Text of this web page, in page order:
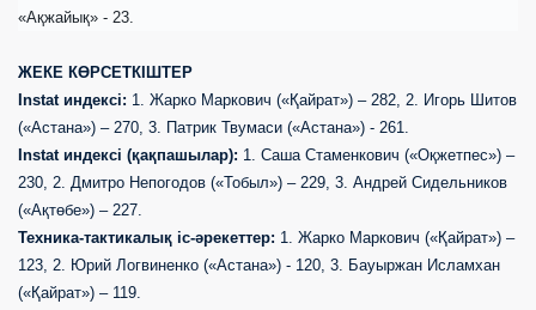
«Ақжайық» - 23.
ЖЕКЕ КӨРСЕТКІШТЕР
Instat индексі: 1. Жарко Маркович («Қайрат») – 282, 2. Игорь Шитов
(«Астана») – 270, 3. Патрик Твумаси («Астана») - 261.
Instat индексі (қақпашылар): 1. Саша Стаменкович («Оқжетпес») –
230, 2. Дмитро Непогодов («Тобыл») – 229, 3. Андрей Сидельников
(«Ақтөбе») – 227.
Техника-тактикалық іс-әрекеттер: 1. Жарко Маркович («Қайрат») –
123, 2. Юрий Логвиненко («Астана») - 120, 3. Бауыржан Исламхан
(«Қайрат») – 119.